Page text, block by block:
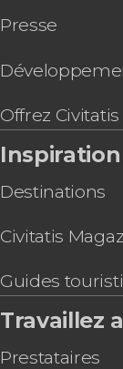
Visite des
Visite
Visite
Reales
Visite
Presse
Offrez Civitatis
Inspiration
Destinations
Civitatis
Guides
Travaillez
Prestataires